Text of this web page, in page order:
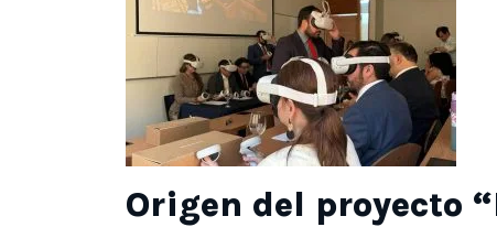
Origen del proyecto